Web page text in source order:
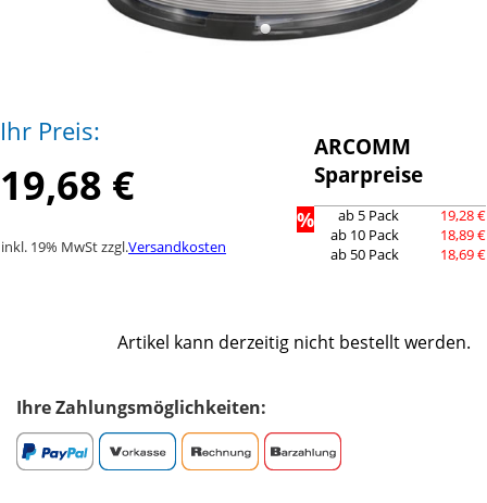
Ihr Preis:
19,68 €
inkl. 19% MwSt zzgl.Versandkosten
ARCOMM
Sparpreise
% ab 5 Pack
19,28 €
ab 10 Pack
18,89 €
ab 50 Pack
18,69 €
Artikel kann derzeitig nicht bestellt werden.
Ihre Zahlungsmöglichkeiten: